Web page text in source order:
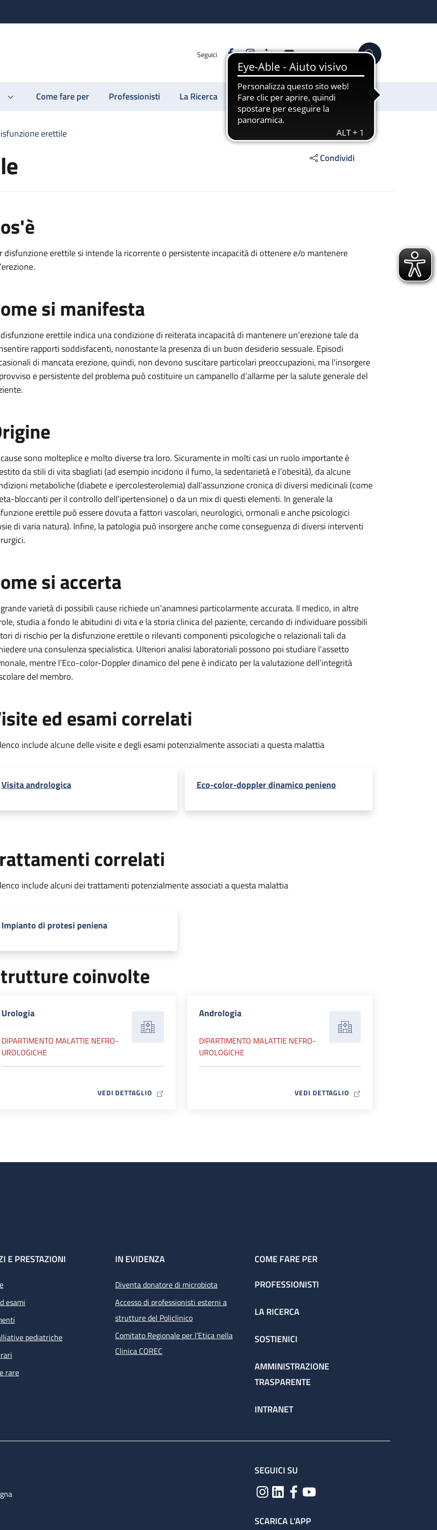
Seguici FacebookInstagram
LinkedinYouTube Cerca
Come fare per Professionisti La Ricerca Sostienici
erettile
Condividi
disfunzione erettile si intende la ricorrente o persistente incapacità di ottenere e/o mantenere
si manifesta
erettile indica una condizione di reiterata incapacità di mantenere un’erezione tale da
rapporti soddisfacenti, nonostante la presenza di un buon desiderio sessuale. Episodi
di mancata erezione, quindi, non devono suscitare particolari preoccupazioni, ma l’insorgere
e persistente del problema può costituire un campanello d’allarme per la salute generale del
sono molteplice e molto diverse tra loro. Sicuramente in molti casi un ruolo importante è
da stili di vita sbagliati (ad esempio incidono il fumo, la sedentarietà e l’obesità), da alcune
metaboliche (diabete e ipercolesterolemia) dall’assunzione cronica di diversi medicinali (come
bloccanti per il controllo dell’ipertensione) o da un mix di questi elementi. In generale la
erettile può essere dovuta a fattori vascolari, neurologici, ormonali e anche psicologici
di varia natura). Infine, la patologia può insorgere anche come conseguenza di diversi interventi
si accerta
varietà di possibili cause richiede un’anamnesi particolarmente accurata. Il medico, in altre
studia a fondo le abitudini di vita e la storia clinica del paziente, cercando di individuare possibili
di rischio per la disfunzione erettile o rilevanti componenti psicologiche o relazionali tali da
una consulenza specialistica. Ulteriori analisi laboratoriali possono poi studiare l’assetto
mentre l’Eco-color-Doppler dinamico del pene è indicato per la valutazione dell’integrità
del membro.
ed esami correlati
include alcune delle visite e degli esami potenzialmente associati a questa malattia
Visita andrologica Eco-color-doppler dinamico penieno
correlati
include alcuni dei trattamenti potenzialmente associati a questa malattia
Impianto di protesi peniena
coinvolte
Urologia
DIPARTIMENTO MALATTIE NEFRO-
UROLOGICHE
VEDI DETTAGLIOMAP ICON
Andrologia
DIPARTIMENTO MALATTIE NEFRO-
UROLOGICHE
VEDI DETTAGLIO MAP ICON
E PRESTAZIONI
esami
pediatriche
rare
IN EVIDENZA
Diventa donatore di microbiota
Accesso di professionisti esterni a
strutture del Policlinico
Comitato Regionale per l’Etica nella
Clinica COREC
COME FARE PER
PROFESSIONISTI
LA RICERCA
SOSTIENICI
AMMINISTRAZIONE
TRASPARENTE
INTRANET
SEGUICI SU
SCARICA L'APP